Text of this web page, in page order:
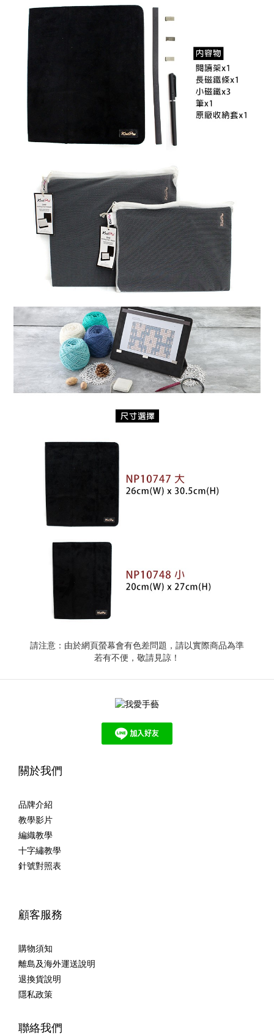
請注意：由於網頁螢幕會有色差問題，請以實際商品為準
若有不便，敬請見諒！
關於我們
品牌介紹
教學影片
編織教學
十字繡教學
針號對照表
顧客服務
購物須知
離島及海外運送說明
退換貨說明
隱私政策
聯絡我們